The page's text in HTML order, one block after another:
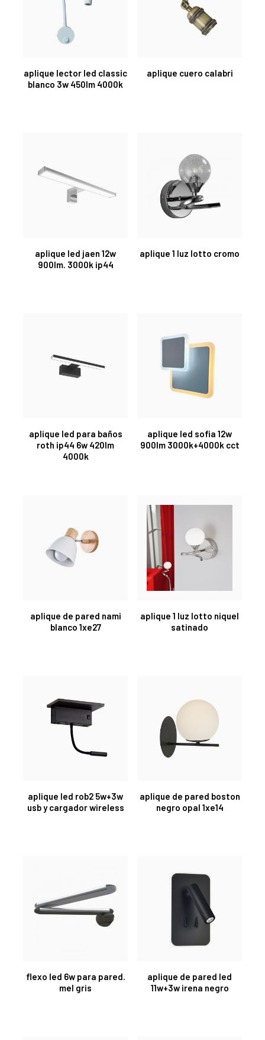
aplique lector led classic
blanco 3w 450lm 4000k
aplique cuero calabri
aplique led jaen 12w
900lm. 3000k ip44
aplique 1 luz lotto cromo
aplique led para baños
roth ip44 6w 420lm
4000k
aplique led sofia 12w
900lm 3000k+4000k cct
aplique de pared nami
blanco 1xe27
aplique 1 luz lotto niquel
satinado
aplique led rob2 5w+3w
usb y cargador wireless
aplique de pared boston
negro opal 1xe14
flexo led 6w para pared.
mel gris
aplique de pared led
11w+3w irena negro